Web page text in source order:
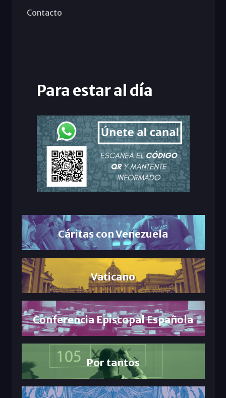
Contacto
Para estar al día
Cáritas con Venezuela
Vaticano
Conferencia Episcopal Española
Por tantos